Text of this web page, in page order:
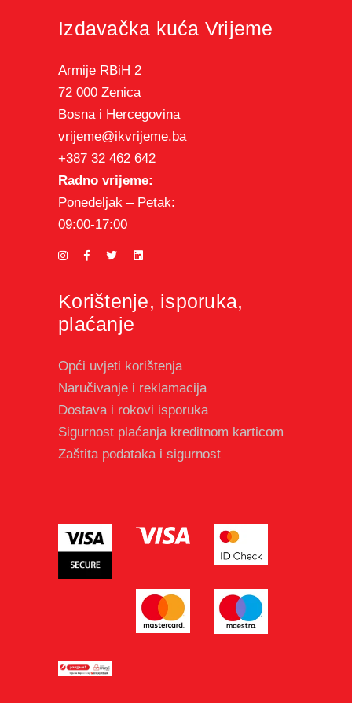
Izdavačka kuća Vrijeme
Armije RBiH 2
72 000 Zenica
Bosna i Hercegovina
vrijeme@ikvrijeme.ba
+387 32 462 642
Radno vrijeme:
Ponedeljak – Petak:
09:00-17:00
Korištenje, isporuka,
plaćanje
Opći uvjeti korištenja
Naručivanje i reklamacija
Dostava i rokovi isporuka
Sigurnost plaćanja kreditnom karticom
Zaštita podataka i sigurnost